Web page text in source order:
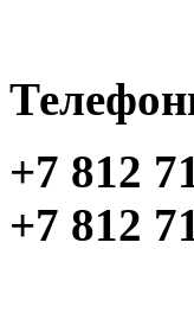
+7 812
+7 812